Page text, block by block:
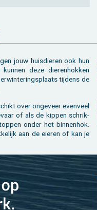
jouw huis­die­ren ook hun
deze die­ren­hok­ken
tij­dens de
over on­ge­veer even­veel
of als de kip­pen schrik­
onder het bin­nen­hok.
aan de ei­e­ren of kan je